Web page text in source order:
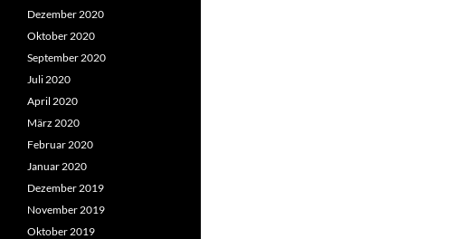
Dezember 2020
Oktober 2020
September 2020
Juli 2020
April 2020
März 2020
Februar 2020
Januar 2020
Dezember 2019
November 2019
Oktober 2019